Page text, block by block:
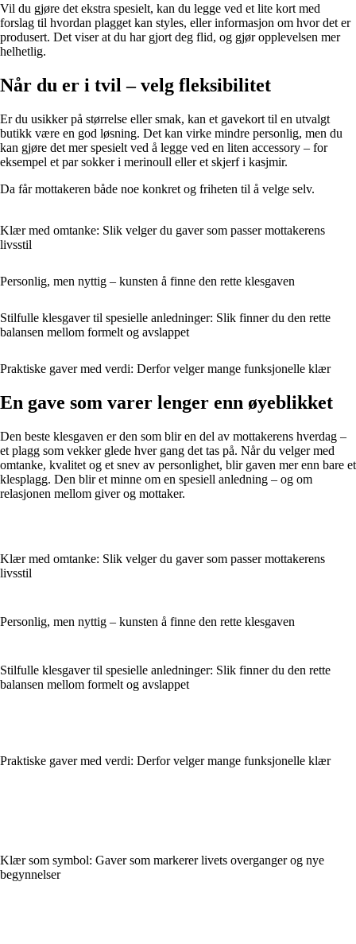
Vil du gjøre det ekstra spesielt, kan du legge ved et lite kort med
forslag til hvordan plagget kan styles, eller informasjon om hvor det er
produsert. Det viser at du har gjort deg flid, og gjør opplevelsen mer
helhetlig.
Når du er i tvil – velg fleksibilitet
Er du usikker på størrelse eller smak, kan et gavekort til en utvalgt
butikk være en god løsning. Det kan virke mindre personlig, men du
kan gjøre det mer spesielt ved å legge ved en liten accessory – for
eksempel et par sokker i merinoull eller et skjerf i kasjmir.
Da får mottakeren både noe konkret og friheten til å velge selv.
Klær med omtanke: Slik velger du gaver som passer mottakerens
livsstil
Personlig, men nyttig – kunsten å finne den rette klesgaven
Stilfulle klesgaver til spesielle anledninger: Slik finner du den rette
balansen mellom formelt og avslappet
Praktiske gaver med verdi: Derfor velger mange funksjonelle klær
En gave som varer lenger enn øyeblikket
Den beste klesgaven er den som blir en del av mottakerens hverdag –
et plagg som vekker glede hver gang det tas på. Når du velger med
omtanke, kvalitet og et snev av personlighet, blir gaven mer enn bare et
klesplagg. Den blir et minne om en spesiell anledning – og om
relasjonen mellom giver og mottaker.
Klær med omtanke: Slik velger du gaver som passer mottakerens
livsstil
Personlig, men nyttig – kunsten å finne den rette klesgaven
Stilfulle klesgaver til spesielle anledninger: Slik finner du den rette
balansen mellom formelt og avslappet
Praktiske gaver med verdi: Derfor velger mange funksjonelle klær
Klær som symbol: Gaver som markerer livets overganger og nye
begynnelser